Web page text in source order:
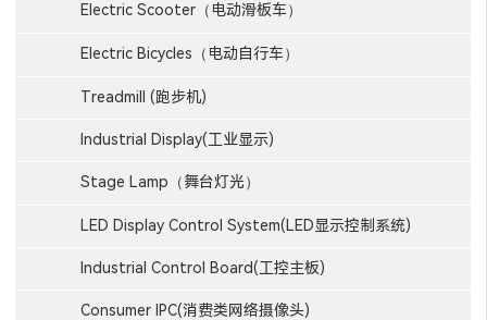
Electric Scooter（电动滑板车）
Electric Bicycles（电动自行车）
Treadmill (跑步机)
Industrial Display(工业显示)
Stage Lamp（舞台灯光）
LED Display Control System(LED显示控制系统)
Industrial Control Board(工控主板)
Consumer IPC(消费类网络摄像头)